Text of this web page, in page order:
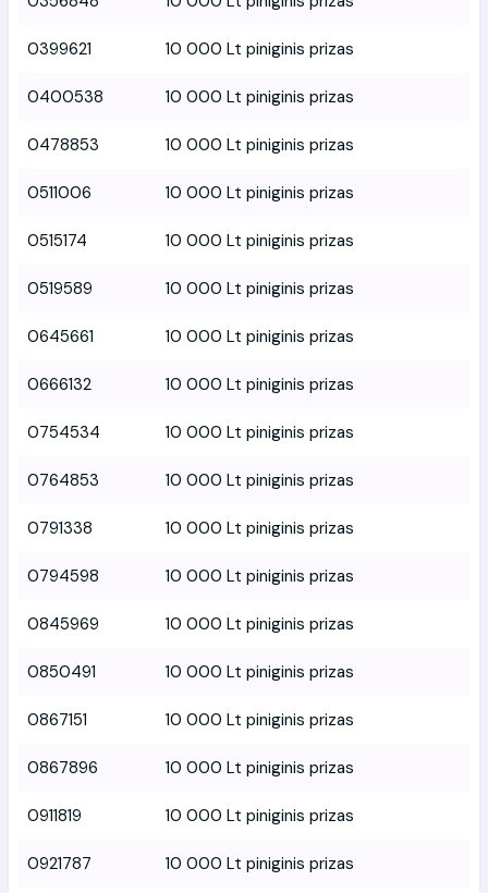
0399621 10 000 Lt piniginis prizas
0400538 10 000 Lt piniginis prizas
0478853 10 000 Lt piniginis prizas
0511006 10 000 Lt piniginis prizas
0515174 10 000 Lt piniginis prizas
0519589 10 000 Lt piniginis prizas
0645661 10 000 Lt piniginis prizas
0666132 10 000 Lt piniginis prizas
0754534 10 000 Lt piniginis prizas
0764853 10 000 Lt piniginis prizas
0791338 10 000 Lt piniginis prizas
0794598 10 000 Lt piniginis prizas
0845969 10 000 Lt piniginis prizas
0850491 10 000 Lt piniginis prizas
0867151 10 000 Lt piniginis prizas
0867896 10 000 Lt piniginis prizas
0911819 10 000 Lt piniginis prizas
0921787 10 000 Lt piniginis prizas